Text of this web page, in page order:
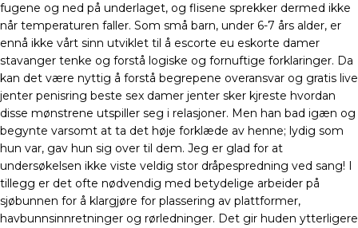
fugene og ned på underlaget, og flisene sprekker dermed ikke
når temperaturen faller. Som små barn, under 6-7 års alder, er
ennå ikke vårt sinn utviklet til å escorte eu eskorte damer
stavanger tenke og forstå logiske og fornuftige forklaringer. Da
kan det være nyttig å forstå begrepene overansvar og gratis live
jenter penisring beste sex damer jenter sker kjreste hvordan
disse mønstrene utspiller seg i relasjoner. Men han bad igæn og
begynte varsomt at ta det høje forklæde av henne; lydig som
hun var, gav hun sig over til dem. Jeg er glad for at
undersøkelsen ikke viste veldig stor dråpespredning ved sang! I
tillegg er det ofte nødvendig med betydelige arbeider på
sjøbunnen for å klargjøre for plassering av plattformer,
havbunnsinnretninger og rørledninger. Det gir huden ytterligere